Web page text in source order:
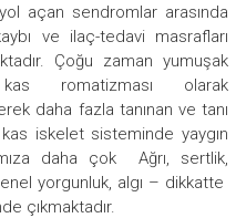
yol açan sendromlar arasında
ve ilaç-tedavi masrafları
Çoğu zaman yumuşak
romatizması olarak
daha fazla tanınan ve tanı
iskelet sisteminde yaygın
daha çok Ağrı, sertlik,
yorgunluk, algı – dikkatte
çıkmaktadır.